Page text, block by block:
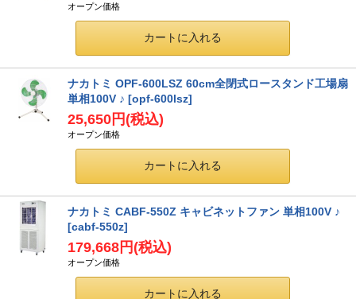
オープン価格
ナカトミ OPF-600LSZ 60cm全閉式ロースタンド工場扇
単相100V ♪ [opf-600lsz]
25,650円 (税込)
オープン価格
ナカトミ CABF-550Z キャビネットファン 単相100V ♪
[cabf-550z]
179,668円 (税込)
オープン価格